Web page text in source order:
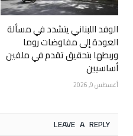
الوفد اللبناني يتشدد في مسألة
العودة إلى مفاوضات روما
وربطها بتحقيق تقدم في ملفين
أساسيين
أغسطس 9, 2026
LEAVE A REPLY